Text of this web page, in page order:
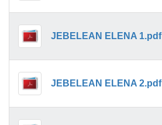
JEBELEAN ELENA 1.pdf
JEBELEAN ELENA 2.pdf